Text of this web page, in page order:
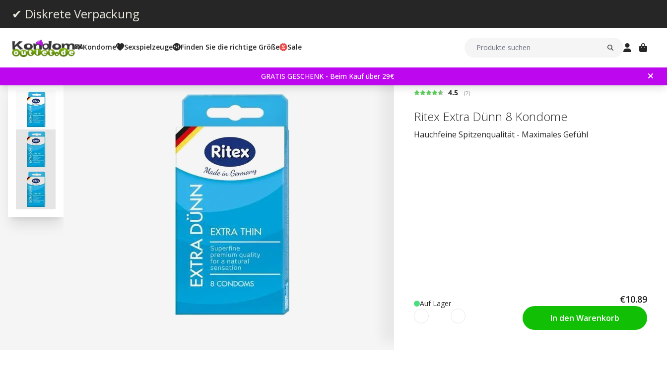
✔ Diskrete Verpackung
Kondome Sexspielzeuge Finden Sie die richtige Größe Sale
GRATIS GESCHENK - Beim Kauf über 29€
Durchschnittliche Bewertung:
4.5 (abgegebene bewertungen:
2)
Ritex Extra Dünn 8 Kondome
Hauchfeine Spitzenqualität - Maximales Gefühl
Auf Lager €10.89
In den Warenkorb